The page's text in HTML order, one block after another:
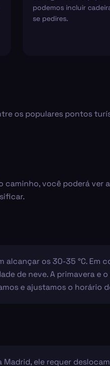
podemos incluir
se pedires.
os populares pontos
você poderá ver
os 30-35 °C. Em
de neve. A primavera e
e ajustamos o horário
ele requer